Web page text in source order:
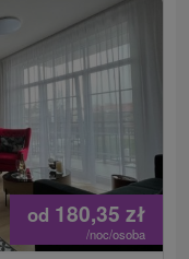
od 180,35 zł
/noc/osoba